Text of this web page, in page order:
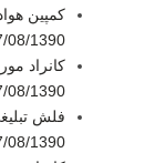
کمپین
1390 22:24
کانراد
1390 22:06
فلش‌
1390 21:03